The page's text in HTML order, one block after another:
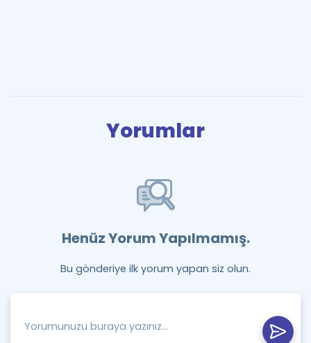
Yorumlar
Henüz Yorum Yapılmamış.
Bu gönderiye ilk yorum yapan siz olun.